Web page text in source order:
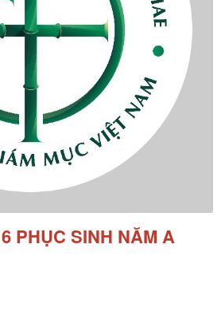
PHỤC SINH NĂM A